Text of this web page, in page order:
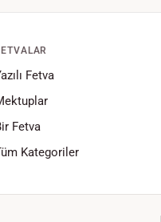
Fetva
Fetva
Kategoriler